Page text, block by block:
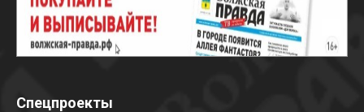
Спецпроекты